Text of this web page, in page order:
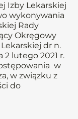
Izby Lekarskiej
wykonywania
Rady
Okręgowy
dr n.
2 lutego 2021 r.
w
w związku z
do